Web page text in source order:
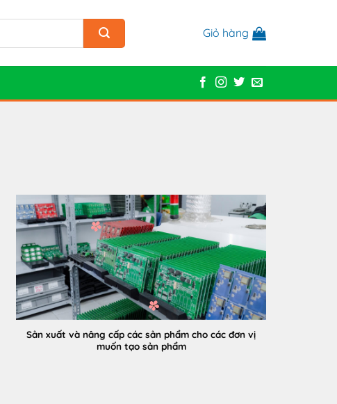
Giỏ hàng
Sản xuất và nâng cấp các sản phẩm cho các đơn vị
muốn tạo sản phẩm